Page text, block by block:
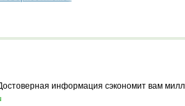
информация сэкономит вам